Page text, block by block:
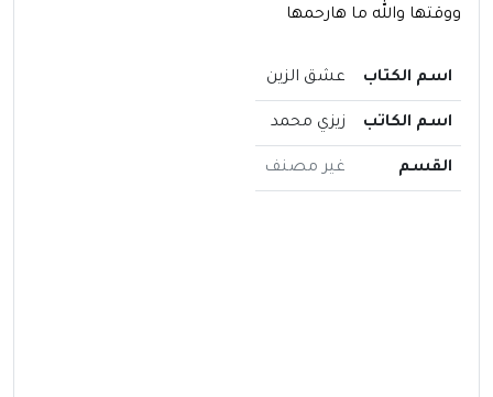
ووقتها والله ما هارحمها
اسم الكتاب عشق الزين
اسم الكاتب زيزي محمد
القسم غير مصنف